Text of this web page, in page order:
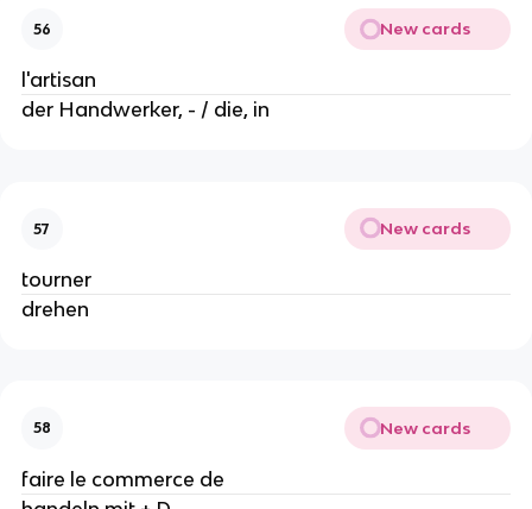
56 New cards
l'artisan
der Handwerker, - / die, in
57 New cards
tourner
drehen
58 New cards
faire le commerce de